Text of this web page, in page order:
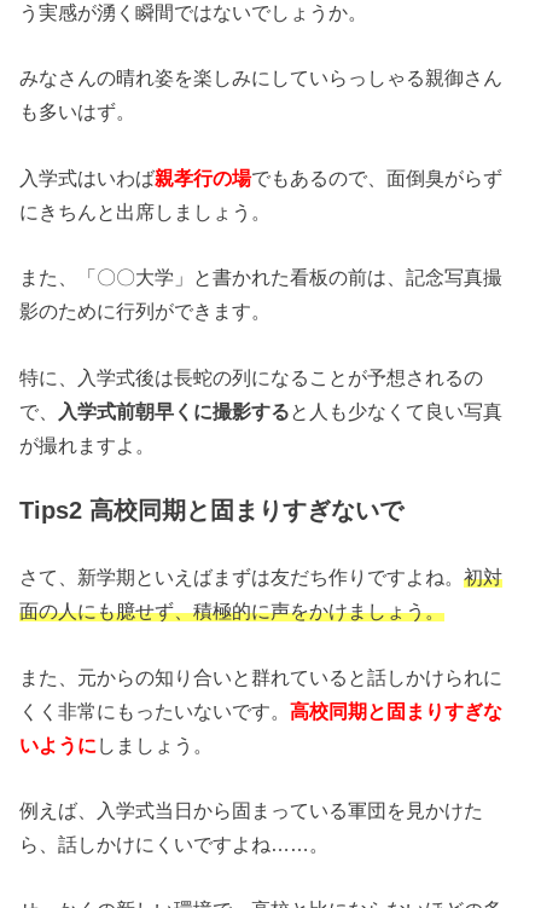
う実感が湧く瞬間ではないでしょうか。
みなさんの晴れ姿を楽しみにしていらっしゃる親御さん
も多いはず。
入学式はいわば親孝行の場でもあるので、面倒臭がらず
にきちんと出席しましょう。
また、「〇〇大学」と書かれた看板の前は、記念写真撮
影のために行列ができます。
特に、入学式後は長蛇の列になることが予想されるの
で、
入学式前朝早くに撮影する と人も少なくて良い写真
が撮れますよ。
Tips2 高校同期と固まりすぎないで
さて、新学期といえばまずは友だち作りですよね。初対
面の人にも臆せず、積極的に声をかけましょう。
また、元からの知り合いと群れていると話しかけられに
くく非常にもったいないです。高校同期と固まりすぎな
いように しましょう。
例えば、入学式当日から固まっている軍団を見かけた
ら、話しかけにくいですよね……。